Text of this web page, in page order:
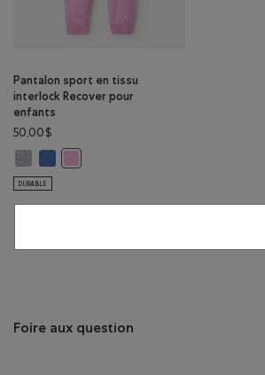
Pantalon sport en tissu
interlock Recover pour
enfants
50,00$
DURABLE
Foire aux question